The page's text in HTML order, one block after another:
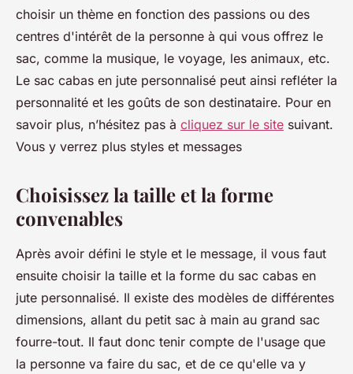
choisir un thème en fonction des passions ou des
centres d'intérêt de la personne à qui vous offrez le
sac, comme la musique, le voyage, les animaux, etc.
Le sac cabas en jute personnalisé peut ainsi refléter la
personnalité et les goûts de son destinataire. Pour en
savoir plus, n’hésitez pas à cliquez sur le site suivant.
Vous y verrez plus styles et messages
Choisissez la taille et la forme
convenables
Après avoir défini le style et le message, il vous faut
ensuite choisir la taille et la forme du sac cabas en
jute personnalisé. Il existe des modèles de différentes
dimensions, allant du petit sac à main au grand sac
fourre-tout. Il faut donc tenir compte de l'usage que
la personne va faire du sac, et de ce qu'elle va y